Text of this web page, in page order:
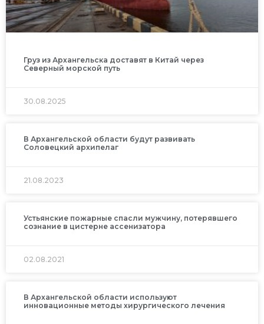
Груз из Архангельска доставят в Китай через
Северный морской путь
30.08.2025
В Архангельской области будут развивать
Соловецкий архипелаг
21.08.2023
Устьянские пожарные спасли мужчину, потерявшего
сознание в цистерне ассенизатора
02.08.2021
В Архангельской области используют
инновационные методы хирургического лечения